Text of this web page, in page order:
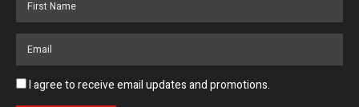
I agree to receive email updates and promotions.